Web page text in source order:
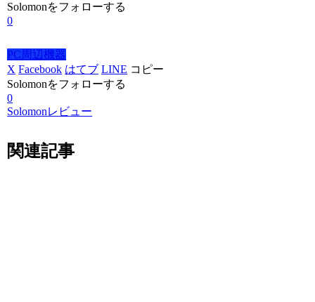
Solomonをフォローする
0
PC周辺機器
X Facebook はてブ LINE コピー
Solomonをフォローする
0
Solomonレビュー
関連記事